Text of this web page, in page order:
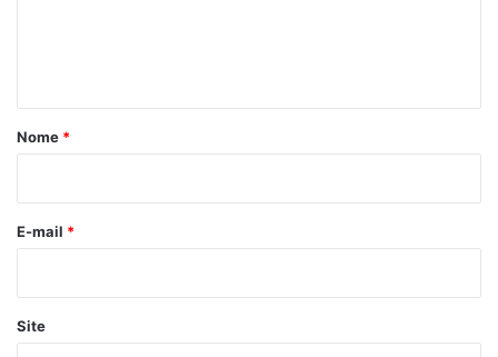
r
*
Nome *
E-mail *
Site